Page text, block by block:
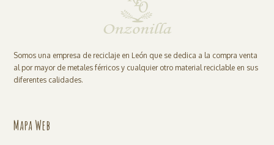
Somos una empresa de reciclaje en León que se dedica a la compra venta
al por mayor de metales férricos y cualquier otro material reciclable en sus
diferentes calidades.
Mapa Web